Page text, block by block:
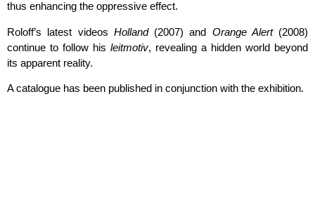
thus enhancing the oppressive effect.
Roloff’s latest videos Holland(2007) and Orange Alert(2008)
continue to follow his leitmo­tiv, re­vealing a hidden world beyond
its apparent reality.
A catalogue has been published in conjunction with the exhibition.